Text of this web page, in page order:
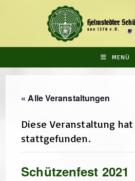
MENÜ
« Alle Veranstaltungen
Diese Veranstaltung
stattgefunden.
Schützenfest 2021